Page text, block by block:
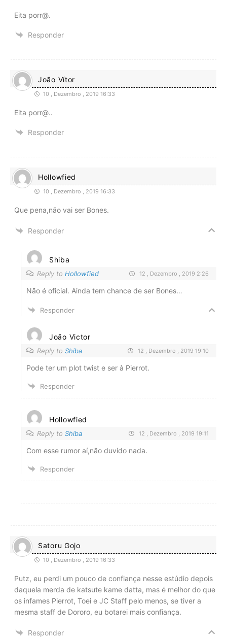
Eita porr@.
Responder
João Vítor
10 , Dezembro , 2019 16:33
Eita porr@..
Responder
Hollowfied
10 , Dezembro , 2019 16:33
Que pena,não vai ser Bones.
Responder
Shiba
Reply to Hollowfied 12 , Dezembro , 2019 2:26
Não é oficial. Ainda tem chance de ser Bones…
Responder
João Victor
Reply to Shiba 12 , Dezembro , 2019 19:10
Pode ter um plot twist e ser à Pierrot.
Responder
Hollowfied
Reply to Shiba 12 , Dezembro , 2019 19:11
Com esse rumor aí,não duvido nada.
Responder
Satoru Gojo
10 , Dezembro , 2019 16:33
Putz, eu perdi um pouco de confiança nesse estúdio depois
daquela merda de katsute kame datta, mas é melhor do que
os infames Pierrot, Toei e JC Staff pelo menos, se tiver a
mesma staff de Dororo, eu botarei mais confiança.
Responder